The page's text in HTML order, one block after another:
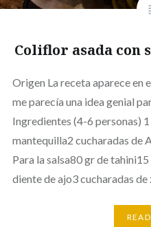
Coliflor asada con
Origen La receta aparece en
me parecía una idea genial
Ingredientes (4-6 personas)
mantequilla2 cucharadas de
Para la salsa80 gr de
diente de ajo3 cucharadas de